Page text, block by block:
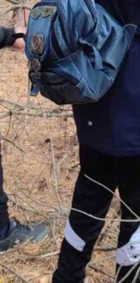
освіту